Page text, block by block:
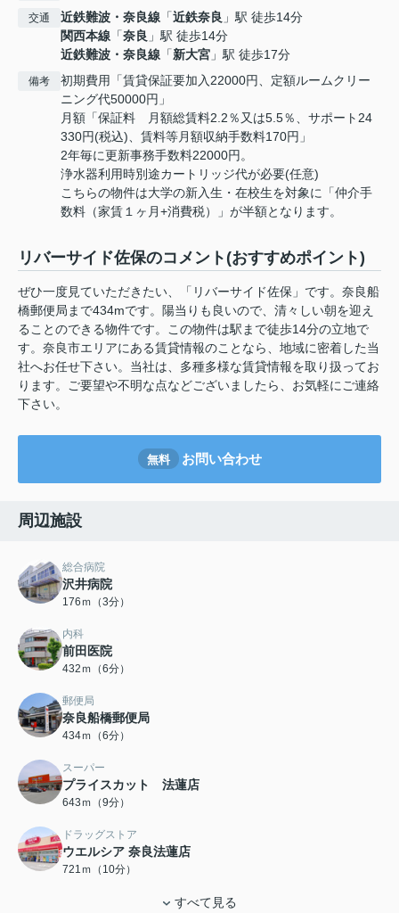
交通 近鉄難波・奈良線 「近鉄奈良 」駅 徒歩14分
関西本線 「奈良 」駅 徒歩14分
近鉄難波・奈良線 「新大宮 」駅 徒歩17分
備考
初期費用「賃貸保証要加入22000円、定額ルームクリー
ニング代50000円」
月額「保証料 月額総賃料2.2％又は5.5％、サポート24
330円(税込)、賃料等月額収納手数料170円」
2年毎に更新事務手数料22000円。
浄水器利用時別途カートリッジ代が必要(任意)
こちらの物件は大学の新入生・在校生を対象に「仲介手
数料（家賃１ヶ月+消費税）」が半額となります。
リバーサイド佐保のコメント(おすすめポイント)
ぜひ一度見ていただきたい、「リバーサイド佐保」です。奈良船
橋郵便局まで434mです。陽当りも良いので、清々しい朝を迎え
ることのできる物件です。この物件は駅まで徒歩14分の立地で
す。奈良市エリアにある賃貸情報のことなら、地域に密着した当
社へお任せ下さい。当社は、多種多様な賃貸情報を取り扱ってお
ります。ご要望や不明な点などございましたら、お気軽にご連絡
下さい。
無料 お問い合わせ
周辺施設
総合病院
沢井病院
176ｍ（3分）
内科
前田医院
432ｍ（6分）
郵便局
奈良船橋郵便局
434ｍ（6分）
スーパー
プライスカット 法蓮店
643ｍ（9分）
ドラッグストア
ウエルシア 奈良法蓮店
721ｍ（10分）
すべて見る